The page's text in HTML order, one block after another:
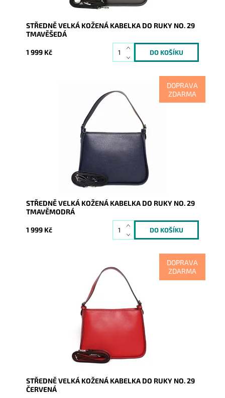
STŘEDNĚ VELKÁ KOŽENÁ KABELKA DO RUKY NO. 29
TMAVĚŠEDÁ
1 999 Kč
DOPRAVA
ZDARMA
Krásná, kvalitní tmavěmodrá kožená kabelka
nadčasového designu je určena nejen pro náročnou
Skladem
14379
Vera Pelle
2 roky
STŘEDNĚ VELKÁ KOŽENÁ KABELKA DO RUKY NO. 29
TMAVĚMODRÁ
1 999 Kč
DOPRAVA
ZDARMA
Krásná, kvalitní červená kožená kabelka nadčasového
designu je určena nejen pro náročnou ženu, která
Skladem
14373
Vera Pelle
2 roky
STŘEDNĚ VELKÁ KOŽENÁ KABELKA DO RUKY NO. 29
ČERVENÁ